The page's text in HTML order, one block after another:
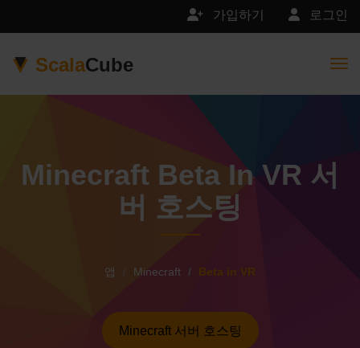
로그인
가입하기
ScalaCube
Minecraft Beta In VR 서
버 호스팅
앱 Minecraft Beta in VR
Minecraft 서버 호스팅